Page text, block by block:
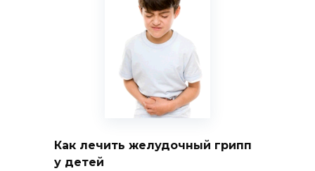
Как лечить желудочный грипп
у детей